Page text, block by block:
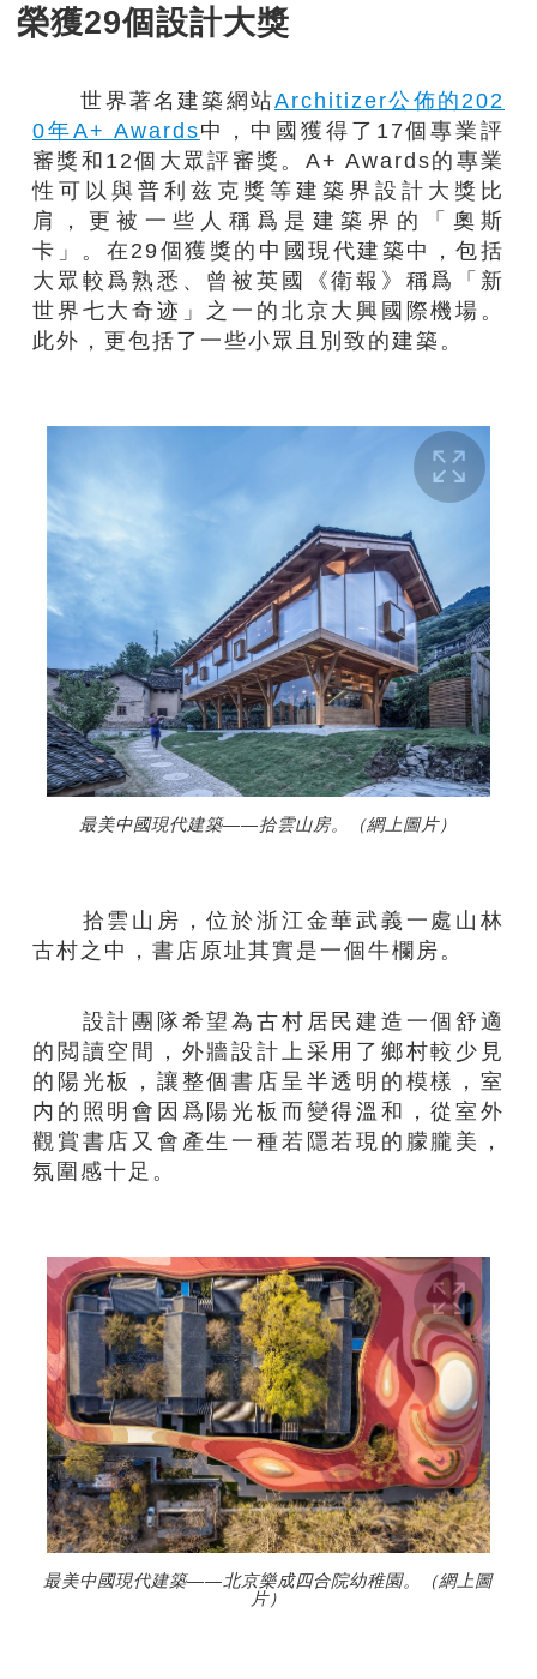
榮獲29個設計大獎
世界著名建築網站Architizer公佈的202
0年A+ Awards中，中國獲得了17個專業評
審獎和12個大眾評審獎。A+ Awards的專業
性可以與普利兹克獎等建築界設計大獎比
肩，更被一些人稱爲是建築界的「奧斯
卡」。在29個獲獎的中國現代建築中，包括
大眾較爲熟悉、曾被英國《衛報》稱爲「新
世界七大奇迹」之一的北京大興國際機場。
此外，更包括了一些小眾且別致的建築。
最美中國現代建築——拾雲山房。（網上圖片）
拾雲山房，位於浙江金華武義一處山林
古村之中，書店原址其實是一個牛欄房。
設計團隊希望為古村居民建造一個舒適
的閲讀空間，外牆設計上采用了鄉村較少見
的陽光板，讓整個書店呈半透明的模樣，室
内的照明會因爲陽光板而變得溫和，從室外
觀賞書店又會產生一種若隱若現的朦朧美，
氛圍感十足。
最美中國現代建築——北京樂成四合院幼稚園。（網上圖
片）